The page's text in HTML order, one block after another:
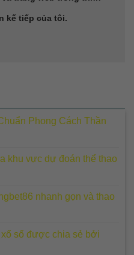
kế tiếp của tôi.
Phong Cách Thần
khu vực dự đoán thể thao
nhanh gọn và thao
số được chia sẻ bởi